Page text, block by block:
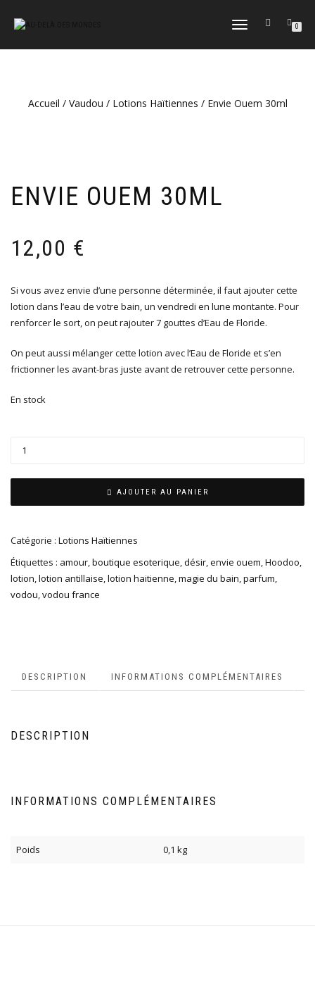
DÉPLIER
NAVIGATION
0
Accueil / Vaudou / Lotions Haïtiennes / Envie Ouem 30ml
ENVIE OUEM 30ML
12,00 €
Si vous avez envie d’une personne déterminée, il faut ajouter cette
lotion dans l’eau de votre bain, un vendredi en lune montante. Pour
renforcer le sort, on peut rajouter 7 gouttes d’Eau de Floride.
On peut aussi mélanger cette lotion avec l’Eau de Floride et s’en
frictionner les avant-bras juste avant de retrouver cette personne.
En stock
AJOUTER AU PANIER
Catégorie : Lotions Haïtiennes
Étiquettes : amour,boutique esoterique,désir,envie ouem,Hoodoo,
lotion,lotion antillaise,lotion haitienne,magie du bain,parfum,
vodou,vodou france
DESCRIPTION INFORMATIONS COMPLÉMENTAIRES
DESCRIPTION
INFORMATIONS COMPLÉMENTAIRES
Poids 0,1 kg